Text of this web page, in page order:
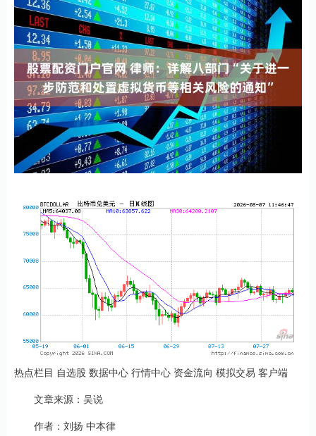
热点栏目 自选股 数据中心 行情中心 资金流向 模拟交易 客户端
文章来源：吴说
作者：刘扬 中本律